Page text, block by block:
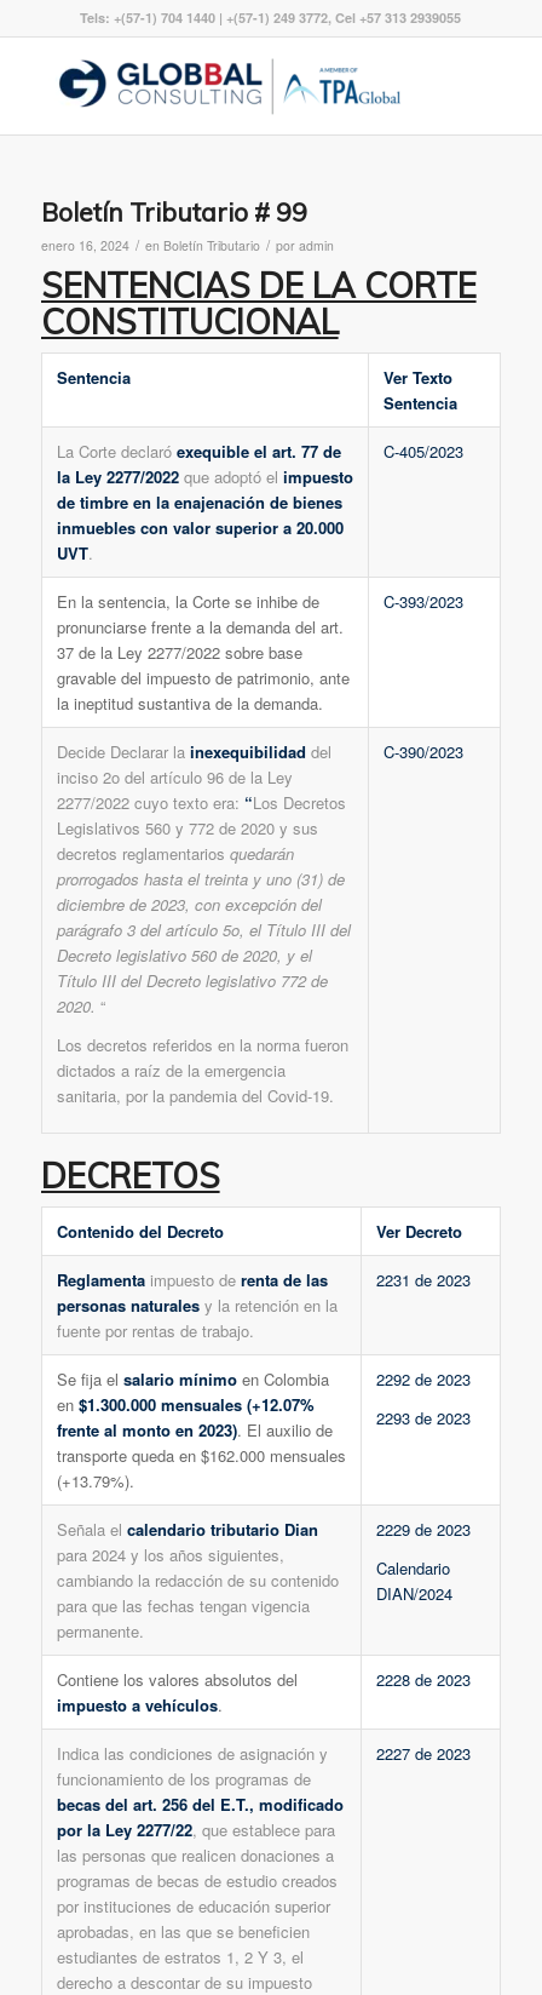
Tels: +(57-1) 704 1440 | +(57-1) 249 3772, Cel +57 313 2939055
Boletín Tributario # 99
enero 16, 2024 / en Boletín Tributario / por admin
SENTENCIAS DE LA CORTE
CONSTITUCIONAL
Sentencia
Ver Texto
Sentencia
La Corte declaró exequible el art. 77 de
la Ley 2277/2022que adoptó el impuesto
de timbre en la enajenación de bienes
inmuebles con valor superior a 20.000
UVT.
C-405/2023
En la sentencia, la Corte se inhibe de
pronunciarse frente a la demanda del art.
37 de la Ley 2277/2022 sobre base
gravable del impuesto de patrimonio, ante
la ineptitud sustantiva de la demanda.
C-393/2023
Decide Declarar la inexequibilidad del
inciso 2o del artículo 96 de la Ley
2277/2022 cuyo texto era: “Los Decretos
Legislativos 560 y 772 de 2020 y sus
decretos reglamentarios quedarán
prorrogados hasta el treinta y uno (31) de
diciembre de 2023, con excepción del
parágrafo 3 del artículo 5o, el Título III del
Decreto legislativo 560 de 2020, y el
Título III del Decreto legislativo 772 de
2020. “
Los decretos referidos en la norma fueron
dictados a raíz de la emergencia
sanitaria, por la pandemia del Covid-19.
C-390/2023
DECRETOS
Contenido del Decreto Ver Decreto
Reglamentaimpuesto de renta de las
personas naturalesy la retención en la
fuente por rentas de trabajo.
2231 de 2023
Se fija el salario mínimo en Colombia
en$1.300.000 mensuales (+12.07%
frente al monto en 2023). El auxilio de
transporte queda en $162.000 mensuales
(+13.79%).
2292 de 2023
2293 de 2023
Señala el calendario tributario Dian
para 2024 y los años siguientes,
cambiando la redacción de su contenido
para que las fechas tengan vigencia
permanente.
2229 de 2023
Calendario
DIAN/2024
Contiene los valores absolutos del
impuesto a vehículos.
2228 de 2023
Indica las condiciones de asignación y
funcionamiento de los programas de
becas del art. 256 del E.T., modificado
por la Ley 2277/22, que establece para
las personas que realicen donaciones a
programas de becas de estudio creados
por instituciones de educación superior
aprobadas, en las que se beneficien
estudiantes de estratos 1, 2 Y 3, el
derecho a descontar de su impuesto
2227 de 2023